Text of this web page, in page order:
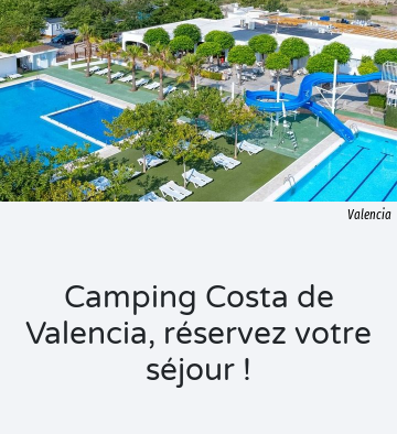
Valencia
Camping Costa de
Valencia, réservez votre
séjour !